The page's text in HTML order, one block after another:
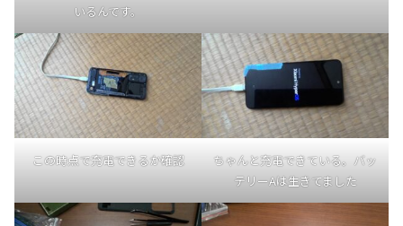
いるんです。
この時点で充電できるか確認
ちゃんと充電できている。バッ
テリーAは生きてました